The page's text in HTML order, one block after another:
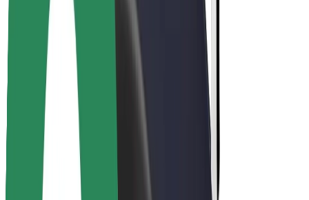
Franšízy
Společnost
Kariéra
O společnosti Bolt
Udržitelnost podle Boltu
Projekt Zero
Blog
Tiskové centrum